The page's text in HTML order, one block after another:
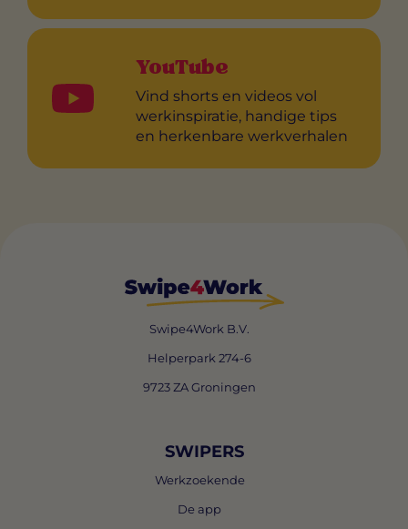
YouTube
Vind shorts en videos vol
werkinspiratie, handige tips
en herkenbare werkverhalen
Swipe4Work B.V.
Helperpark 274-6
9723 ZA Groningen
SWIPERS
Werkzoekende
De app